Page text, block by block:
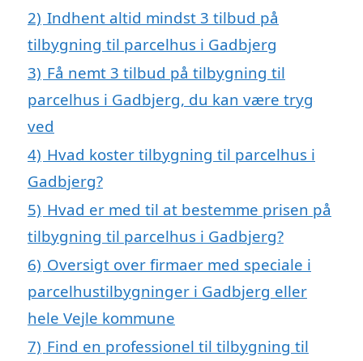
2) Indhent altid mindst 3 tilbud på
tilbygning til parcelhus i Gadbjerg
3) Få nemt 3 tilbud på tilbygning til
parcelhus i Gadbjerg, du kan være tryg
ved
4) Hvad koster tilbygning til parcelhus i
Gadbjerg?
5) Hvad er med til at bestemme prisen på
tilbygning til parcelhus i Gadbjerg?
6) Oversigt over firmaer med speciale i
parcelhustilbygninger i Gadbjerg eller
hele Vejle kommune
7) Find en professionel til tilbygning til